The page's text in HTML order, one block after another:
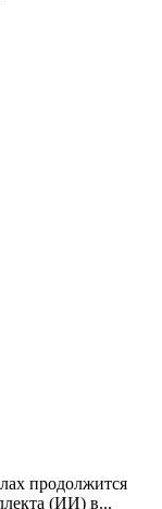
продолжится
(ИИ) в...